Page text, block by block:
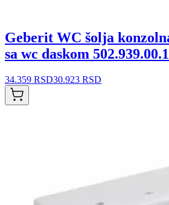
Geberit WC šolja
sa wc daskom 502.939.00.1
34.359 RSD30.923 RSD